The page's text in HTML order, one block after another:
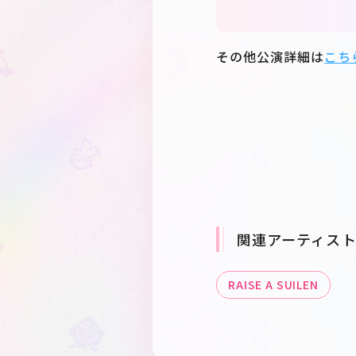
その他公演詳細はこち
関連アーティスト
RAISE A SUILEN